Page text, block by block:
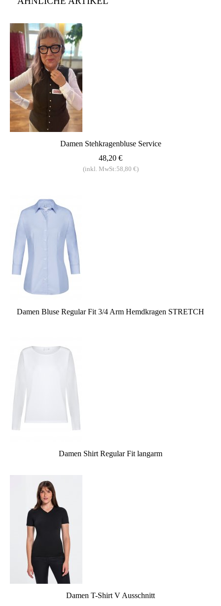
Damen Stehkragenbluse Service
48,20 €
(inkl. MwSt:58,80 €)
Damen Bluse Regular Fit 3/4 Arm Hemdkragen STRETCH
Damen Shirt Regular Fit langarm
Damen T-Shirt V Ausschnitt